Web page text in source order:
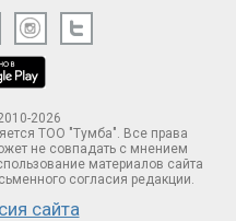
2026
ТОО "Тумба". Все права
не совпадать с мнением
материалов сайта
согласия редакции.
сайта